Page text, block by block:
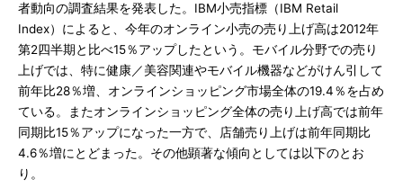
者動向の調査結果を発表した。IBM小売指標（IBM Retail
Index）によると、今年のオンライン小売の売り上げ高は2012年
第2四半期と比べ15％アップしたという。モバイル分野での売り
上げでは、特に健康／美容関連やモバイル機器などがけん引して
前年比28％増、オンラインショッピング市場全体の19.4％を占め
ている。またオンラインショッピング全体の売り上げ高では前年
同期比15％アップになった一方で、店舗売り上げは前年同期比
4.6％増にとどまった。その他顕著な傾向としては以下のとお
り。